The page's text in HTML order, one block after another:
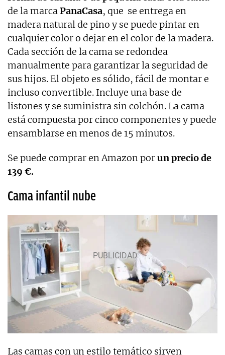
de la marcaPanaCasa, que se entrega en
madera natural de pino y se puede pintar en
cualquier color o dejar en el color de la madera.
Cada sección de la cama se redondea
manualmente para garantizar la seguridad de
sus hijos. El objeto es sólido, fácil de montar e
incluso convertible. Incluye una base de
listones y se suministra sin colchón. La cama
está compuesta por cinco componentes y puede
ensamblarse en menos de 15 minutos.
Se puede comprar en Amazon porun precio de
139 €.
Cama infantil nube
Las camas con un estilo temático sirven